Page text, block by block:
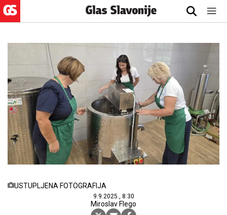
USTUPLJENA FOTOGRAFIJA
9.9.2025., 8:30
Miroslav Flego